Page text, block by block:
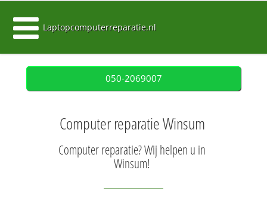
Laptopcomputerreparatie.nl
050-2069007
Computer reparatie Winsum
Computer reparatie? Wij helpen u in
Winsum!